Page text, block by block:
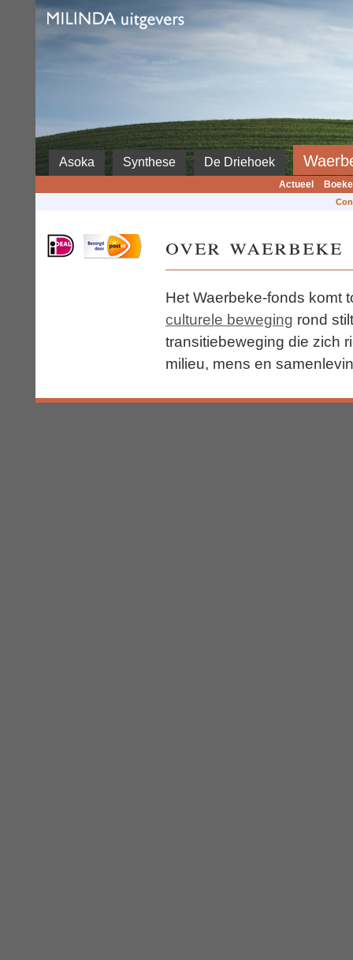
Milinda
Asoka Synthese De Driehoek
Actueel
over waerbeke
Het Waerbeke-fonds komt
culturele beweging rond
transitiebeweging die zich
milieu, mens en